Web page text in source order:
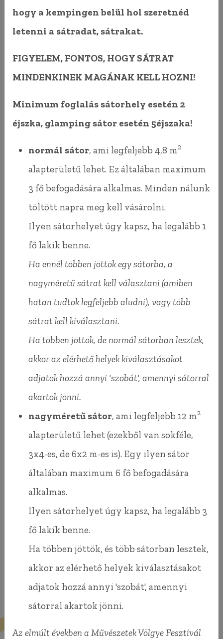
Ugyanebben az évben a fesztiválra úgy
készültünk, hogy kempingezők tudjanak
megszállni
nálunk, méltó körülmények között. Lett
szénatárolóban kialakítottunk egy leülős
reggelizős helyet.
A következő évben pultot építettünk és egy
budapesti kávézó lett a Stég büfé rendszeres
gazdája a fesztivál idejére.
Minden évben hozzáadtunk valamit a
két különálló hálószobás-fürdős apartmanunk is,
ahol modern, kényelmes körülmények között
lehet élvezni a hely szépségét, nem csak a
2021-ben a legnagyobb fejlesztésünket hajtottuk
végre, ami során megváltunk a kissé rozoga
szénatárolótól és helyét egy könnyűszerkezetes,
hűthető-fűthető, nagykonyhás, bármire
használható épület vette át.
2016-hoz képest az változott, hogy már nem csak
mi tudjuk magunkat csöndben és
nyugalomban bármikor jól érezni.
Reméljük, hogy mindenki, aki hozzánk jön,
örömét leli a faluban és a Ferde Kempingben.
hogy a kempingen belül hol szeretnéd
letenni a sátradat, sátrakat.
FIGYELEM, FONTOS, HOGY SÁTRAT
MINDENKINEK MAGÁNAK KELL HOZNI!
Minimum foglalás sátorhely esetén 2
éjszka, glamping sátor esetén 5éjszaka!
normál sátor, ami legfeljebb 4,8 m2
alapterületű lehet. Ez általában maximum
3 fő befogadására alkalmas. Minden nálunk
töltött napra meg kell vásárolni.
Ilyen sátorhelyet úgy kapsz, ha legalább 1
fő lakik benne.
Ha ennél többen jöttök egy sátorba, a
nagyméretű sátrat kell választani (amiben
hatan tudtok legfeljebb aludni), vagy több
sátrat kell kiválasztani.
Ha többen jöttök, de normál sátorban lesztek,
akkor az elérhető helyek kiválasztásakot
adjatok hozzá annyi 'szobát', amennyi sátorral
akartok jönni.
nagyméretű sátor, ami legfeljebb 12 m2
alapterületű lehet (ezekből van sokféle,
3x4-es, de 6x2 m-es is). Egy ilyen sátor
általában maximum 6 fő befogadására
alkalmas.
Ilyen sátorhelyet úgy kapsz, ha legalább 3
fő lakik benne.
Ha többen jöttök, és több sátorban lesztek,
akkor az elérhető helyek kiválasztásakot
adjatok hozzá annyi 'szobát', amennyi
sátorral akartok jönni.
Az elmúlt években a Művészetek Völgye Fesztivál